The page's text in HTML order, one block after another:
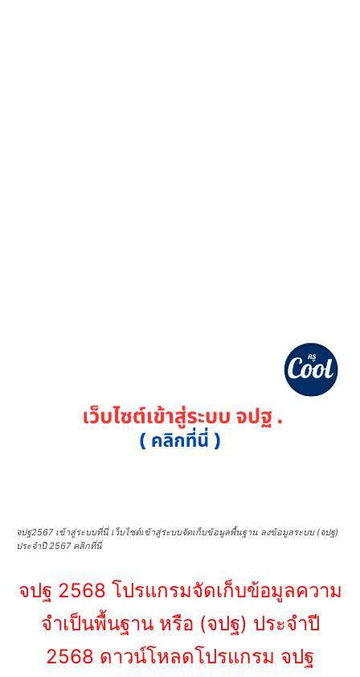
จปฐ2567 เข้าสู่ระบบที่นี่ เว็บไซต์เข้าสู่ระบบจัดเก็บข้อมูลพื้นฐาน ลงข้อมูลระบบ (จปฐ)
ประจำปี 2567 คลิกที่นี่
จปฐ 2568 โปรแกรมจัดเก็บข้อมูลความ
จำเป็นพื้นฐาน หรือ (จปฐ) ประจำปี
2568 ดาวน์โหลดโปรแกรม จปฐ